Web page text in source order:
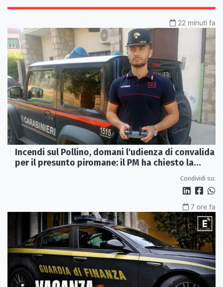
22 minuti fa
Incendi sul Pollino, domani l'udienza di convalida
per il presunto piromane: il PM ha chiesto la
Condividi su:
7 ore fa